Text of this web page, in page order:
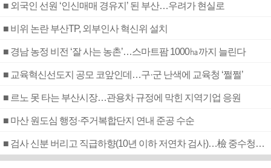
■ 외국인 선원 ‘인신매매 경유지’ 된 부산…우려가 현실로
■ 비위 논란 부산TP, 외부인사 혁신위 설치
■ 경남 농정 비전 ‘잘 사는 농촌’…스마트팜 1000㏊까지 늘린다
■ 교육혁신선도지 공모 코앞인데…구·군 난색에 교육청 ‘쩔쩔’
■ 르노 못 타는 부산시장…관용차 규정에 막힌 지역기업 응원
■ 마산 원도심 행정·주거복합단지 연내 준공 수순
■ 검사 신분 버리고 직급하향(10년 이하 저연차 검사)…檢 중수청행 기피